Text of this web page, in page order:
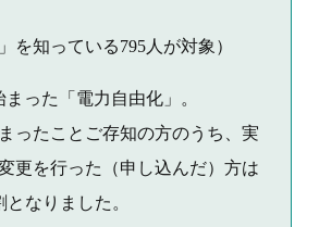
を知っている795人が対象）
まった「電力自由化」。
ったことご存知の方のうち、実
更を行った（申し込んだ）方は
なりました。